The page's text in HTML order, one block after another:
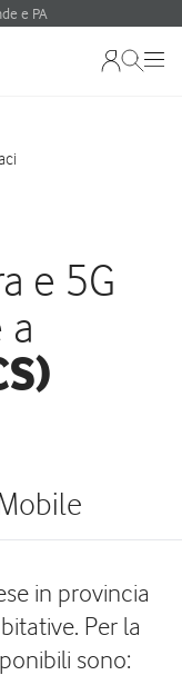
e PA
e 5G
in provincia
Per la
sono: